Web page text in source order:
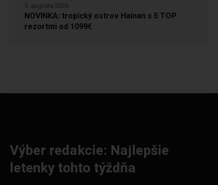
NOVINKA: tropický ostrov Hainan s 5 TOP
rezortmi od 1099€
5. augusta 2026
Výber redakcie: Najlepšie
letenky tohto týždňa